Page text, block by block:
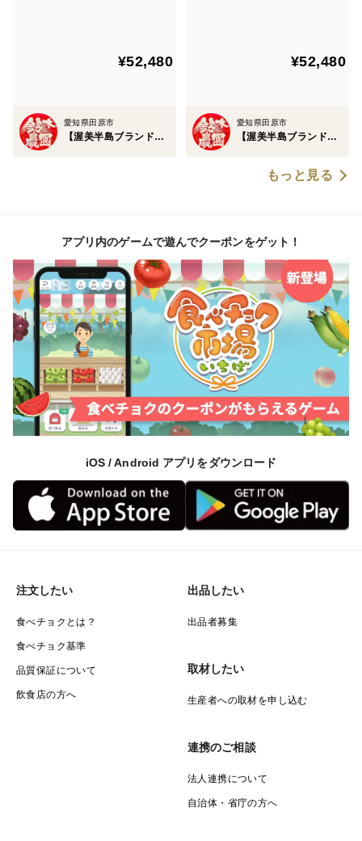
ギフト】【2027年7月中旬予
¥52,480
愛知県田原市
【渥美半島ブランド】鈴木農園
答用・お中元ギフト】【2027
¥52,480
愛知県田原市
【渥美半島ブランド】鈴木農園
もっと見る
アプリ内のゲームで遊んでクーポンをゲット！
iOS / Android アプリをダウンロード
注文したい
食べチョクとは？
食べチョク基準
品質保証について
飲食店の方へ
出品したい
出品者募集
取材したい
生産者への取材を申し込む
連携のご相談
法人連携について
自治体・省庁の方へ